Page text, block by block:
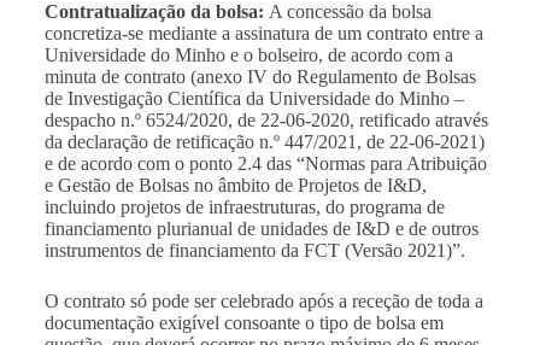
Contratualização da bolsa: A concessão da bolsa
concretiza-se mediante a assinatura de um contrato entre a
Universidade do Minho e o bolseiro, de acordo com a
minuta de contrato (anexo IV do Regulamento de Bolsas
de Investigação Científica da Universidade do Minho –
despacho n.º 6524/2020, de 22-06-2020, retificado através
da declaração de retificação n.º 447/2021, de 22-06-2021)
e de acordo com o ponto 2.4 das “Normas para Atribuição
e Gestão de Bolsas no âmbito de Projetos de I&D,
incluindo projetos de infraestruturas, do programa de
financiamento plurianual de unidades de I&D e de outros
instrumentos de financiamento da FCT (Versão 2021)”.
O contrato só pode ser celebrado após a receção de toda a
documentação exigível consoante o tipo de bolsa em